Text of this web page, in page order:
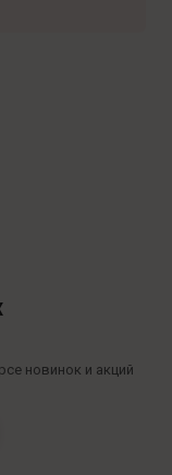
новинок и акций